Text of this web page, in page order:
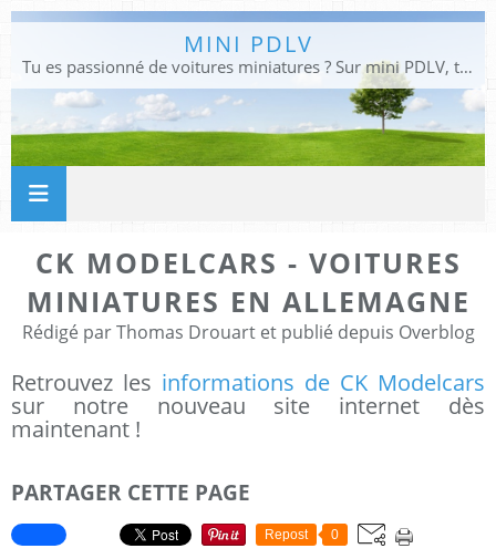
MINI PDLV
Tu es passionné de voitures miniatures ? Sur mini PDLV, tu trouveras les meilleurs bons plans pour acheter des voitures au 1:43, 1:18 ou 1:24. Tu pourras aussi découvrir des modèles de collection sous tous leurs angles. Pour ne rien louper de l'actualité des voitures miniatures, rejoins-nous !
CK MODELCARS - VOITURES
MINIATURES EN ALLEMAGNE
Rédigé par Thomas Drouart et publié depuis Overblog
Retrouvez les informations de CK Modelcars
sur notre nouveau site internet dès
maintenant !
PARTAGER CETTE PAGE
Repost 0